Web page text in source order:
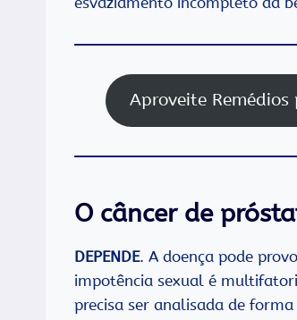
Aproveite
O câncer de
DEPENDE. A doença pode
impotência sexual é
precisa ser analisada de